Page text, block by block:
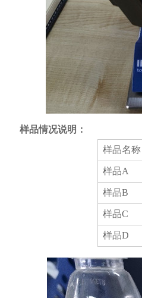
样品情况说明：
样品名称
样品A
样品B
样品C
样品D